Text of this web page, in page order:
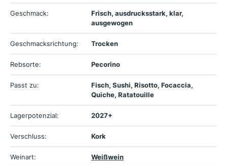
Geschmack:
Frisch, ausdrucksstark, klar,
ausgewogen
Geschmacksrichtung: Trocken
Rebsorte: Pecorino
Passt zu:
Fisch, Sushi, Risotto, Focaccia,
Quiche, Ratatouille
Lagerpotenzial: 2027+
Verschluss: Kork
Weinart: Weißwein